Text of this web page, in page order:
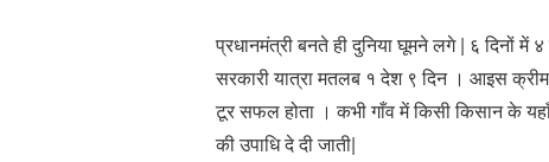
प्रधानमंत्री बनते ही दुनिया घूमने लगे | ६ दिनों में
सरकारी यात्रा मतलब १ देश ९ दिन । आइस
टूर सफल होता । कभी गाँव में किसी किसान के
की उपाधि दे दी जाती|